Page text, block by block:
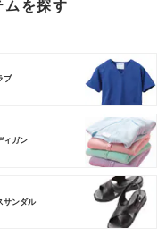
ムを探す
ブ
ィガン
サンダル